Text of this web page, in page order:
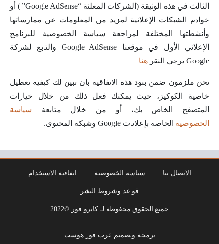
الثالث في هذه الوثيقة (الشركات المعلنة “Google AdSense” ) أو
خوادم الشبكات الإعلانية لمزيد من المعلومات عن ممارساتها
وأنشطتها المختلفة لمراجعة سياسة الخصوصية للبرنامج
الإعلاني الأول في موقعنا Google AdSense والتابع لشركة
Google يرجى النقر
هنا
نحن ملزمون ضمن بنود هذه الاتفاقية بان نبين لك كيفية تعطيل
خاصية الكوكيز، حيث يمكنك فعل ذلك من خلال خيارات
المتصفح الخاص بك، أو من خلال متابعة سياسة
الخصوصية الخاصة بإعلانات Google وشبكة المحتوى.
الاتصال بنا سياسة الخصوصية اتفاقية الاستخدام
قواعد وشروط النشر
جميع الحقوق محفوظة لـ كايرو فور ©2022
برمجة وتصميم عرب فور هوست